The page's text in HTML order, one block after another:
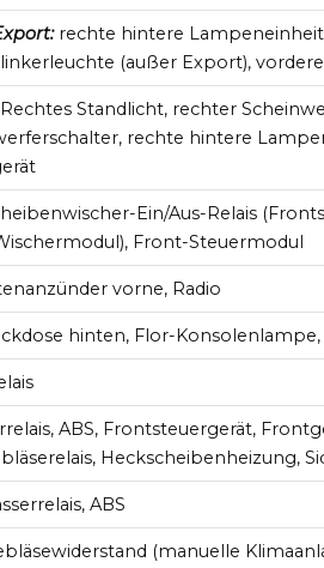
rechte hintere
(außer Export),
Standlicht, rechter
rechte hintere
Ein/Aus-Relais
Front-Steuermodul
vorne, Radio
hinten, Flor-
ABS, Frontsteuergerät,
Heckscheibenheizung,
ABS
(manuelle